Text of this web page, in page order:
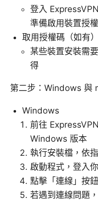
登入
準備啟用裝置授權
取用授權碼（如有）
某些裝置安裝需
得
第二步：Windows 與
Windows
前往
Windows 版本
執行安裝檔，依
啟動程式，登入
點擊「連線」按
若遇到連線問題